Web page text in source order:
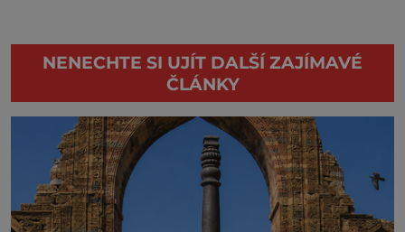
NENECHTE SI UJÍT DALŠÍ ZAJÍMAVÉ
ČLÁNKY